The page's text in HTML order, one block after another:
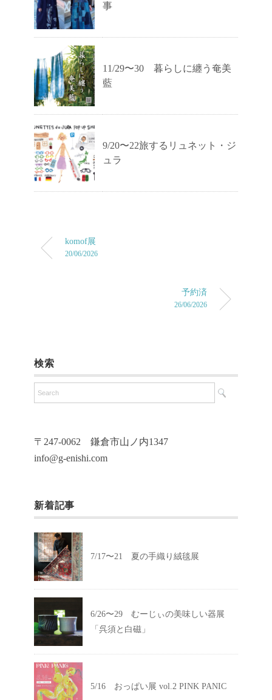
事
11/29〜30 暮らしに纏う奄美
藍
9/20〜22旅するリュネット・ジ
ュラ
komof展
20/06/2026
予約済
26/06/2026
検索
〒247-0062 鎌倉市山ノ内1347
info@g-enishi.com
新着記事
7/17〜21 夏の手織り絨毯展
6/26〜29 むーじぃの美味しい器展
「呉須と白磁」
5/16 おっぱい展 vol.2 PINK PANIC